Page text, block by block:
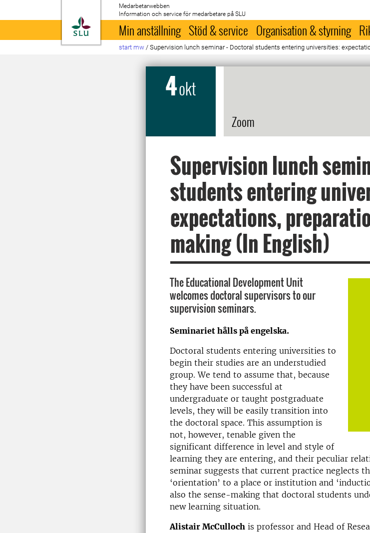
Till startsida
Medarbetarwebben
Information och service för medarbetare på SLU
Min anställning Stöd & service Organisation & styrning
start mw / Supervision lunch seminar - Doctoral students entering universities:
4okt
Zoom
Supervision lunch
students entering
expectations,
making (In English)
The Educational Development Unit
welcomes doctoral supervisors to our
supervision seminars.
Seminariet hålls på engelska.
Doctoral students entering universities to
begin their studies are an understudied
group. We tend to assume that, because
they have been successful at
undergraduate or taught postgraduate
levels, they will be easily transition into
the doctoral space. This assumption is
not, however, tenable given the
significant difference in level and style of
learning they are entering, and their peculiar
seminar suggests that current practice neglects
‘orientation’ to a place or institution and
also the sense-making that doctoral students
new learning situation.
Alistair McCulloch is professor and Head of